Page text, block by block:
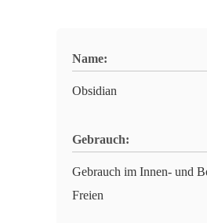
Name:
Obsidian
Gebrauch:
Gebrauch im Innen- und
Freien